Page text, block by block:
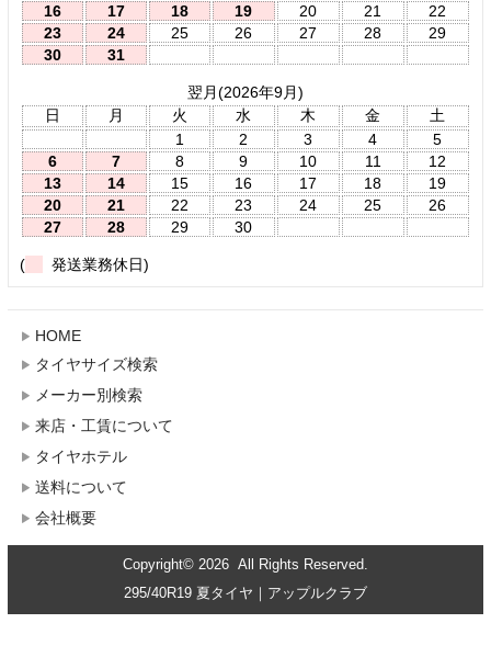
16
17 18 19 20 21
22
23
24 25 26 27 28
29
30
31
翌月(2026年9月)
日
月 火 水 木 金
土
1
2 3 4
5
6
7 8 9 10 11
12
13
14 15 16 17 18
19
20
21 22 23 24 25
26
27
28 29 30
( 発送業務休日)
HOME
タイヤサイズ検索
メーカー別検索
来店・工賃について
タイヤホテル
送料について
会社概要
Copyright© 2026 All Rights Reserved.
295/40R19 夏タイヤ｜アップルクラブ